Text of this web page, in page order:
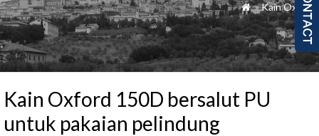
 »Kain Oxford
Kain Oxford 150D bersalut PU
untuk pakaian pelindung